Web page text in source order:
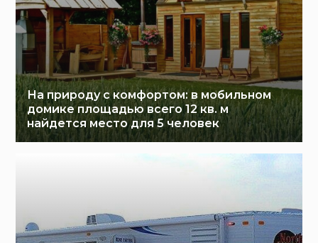
На природу с комфортом: в мобильном
домике площадью всего 12 кв. м
найдется место для 5 человек